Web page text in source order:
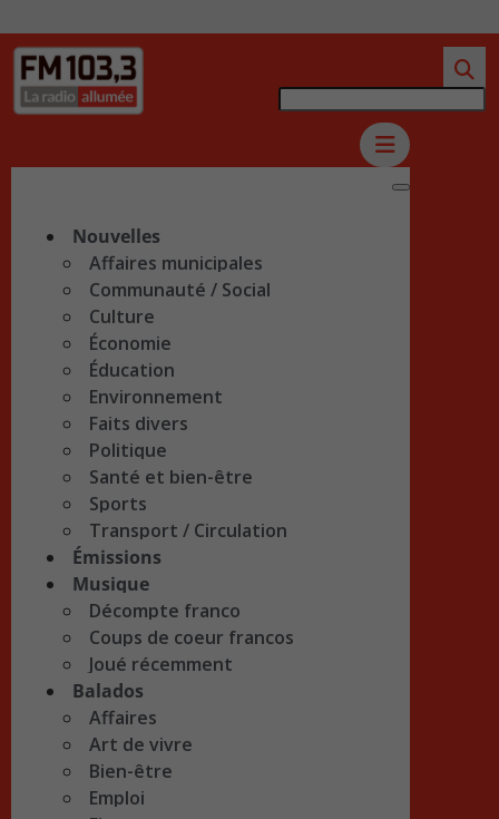
Nouvelles
Affaires municipales
Communauté / Social
Culture
Économie
Éducation
Environnement
Faits divers
Politique
Santé et bien-être
Sports
Transport / Circulation
Émissions
Musique
Décompte franco
Coups de coeur francos
Joué récemment
Balados
Affaires
Art de vivre
Bien-être
Emploi